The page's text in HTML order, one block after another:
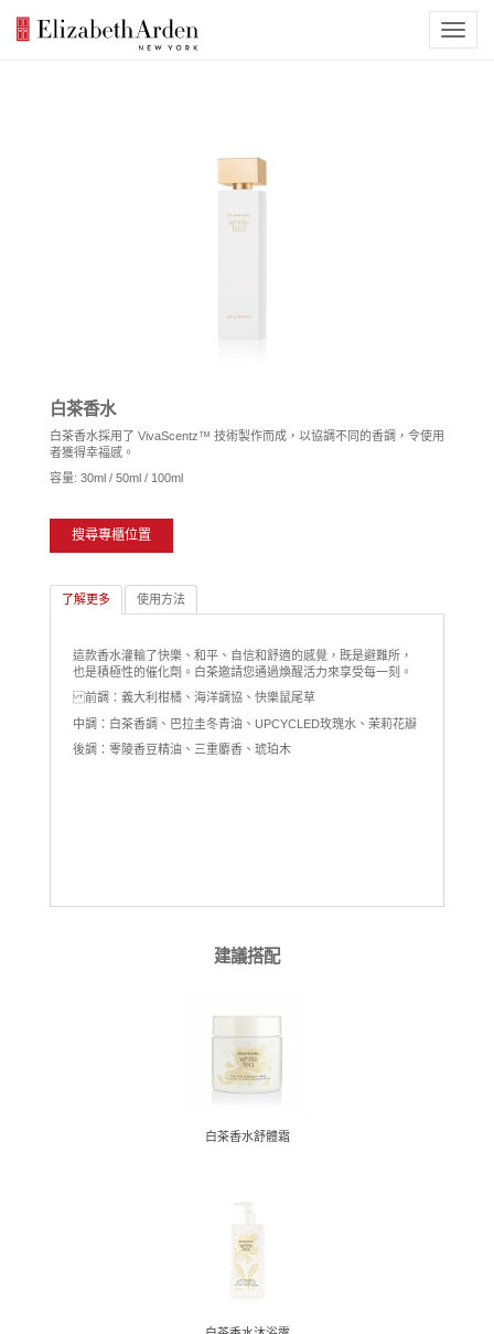
白茶香水
白茶香水採用了 VivaScentz™ 技術製作而成，以協調不同的香調，令使用
者獲得幸福感。
容量: 30ml / 50ml / 100ml
搜尋專櫃位置
了解更多 使用方法
這款香水灌輸了快樂、和平、自信和舒適的感覺，既是避難所，
也是積極性的催化劑。白茶邀請您通過煥醒活力來享受每一刻。
前調：義大利柑橘、海洋調協、快樂鼠尾草
中調：白茶香調、巴拉圭冬青油、UPCYCLED玫瑰水、茉莉花瓣
後調：零陵香豆精油、三重麝香、琥珀木
建議搭配
白茶香水舒體霜